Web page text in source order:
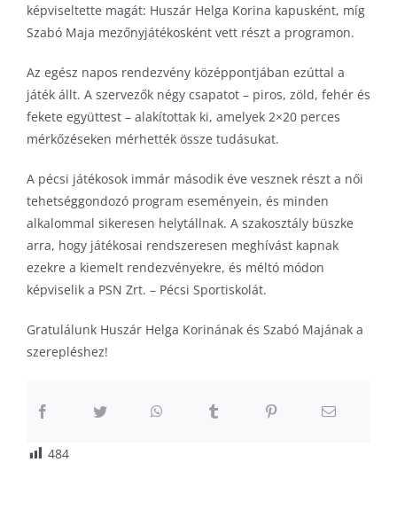
képviseltette magát: Huszár Helga Korina kapusként, míg
Szabó Maja mezőnyjátékosként vett részt a programon.
Az egész napos rendezvény középpontjában ezúttal a
játék állt. A szervezők négy csapatot – piros, zöld, fehér és
fekete együttest – alakítottak ki, amelyek 2×20 perces
mérkőzéseken mérhették össze tudásukat.
A pécsi játékosok immár második éve vesznek részt a női
tehetséggondozó program eseményein, és minden
alkalommal sikeresen helytállnak. A szakosztály büszke
arra, hogy játékosai rendszeresen meghívást kapnak
ezekre a kiemelt rendezvényekre, és méltó módon
képviselik a PSN Zrt. – Pécsi Sportiskolát.
Gratulálunk Huszár Helga Korinának és Szabó Majának a
szerepléshez!
484